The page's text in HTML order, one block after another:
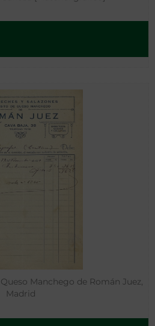
Manchego de Román Juez,
Madrid